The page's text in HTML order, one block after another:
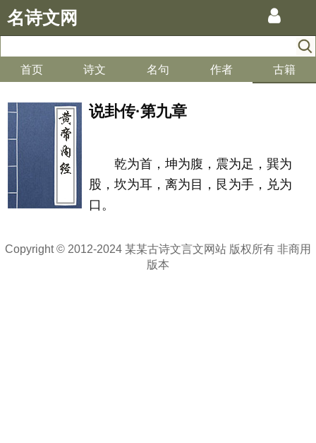
名诗文网
首页 诗文 名句 作者 古籍
说卦传·第九章
乾为首，坤为腹，震为足，巽为
股，坎为耳，离为目，艮为手，兑为
口。
Copyright © 2012-2024 某某古诗文言文网站 版权所有 非商用
版本